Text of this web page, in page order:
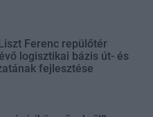
Ferenc repülőtér
logisztikai bázis út- és
fejlesztése